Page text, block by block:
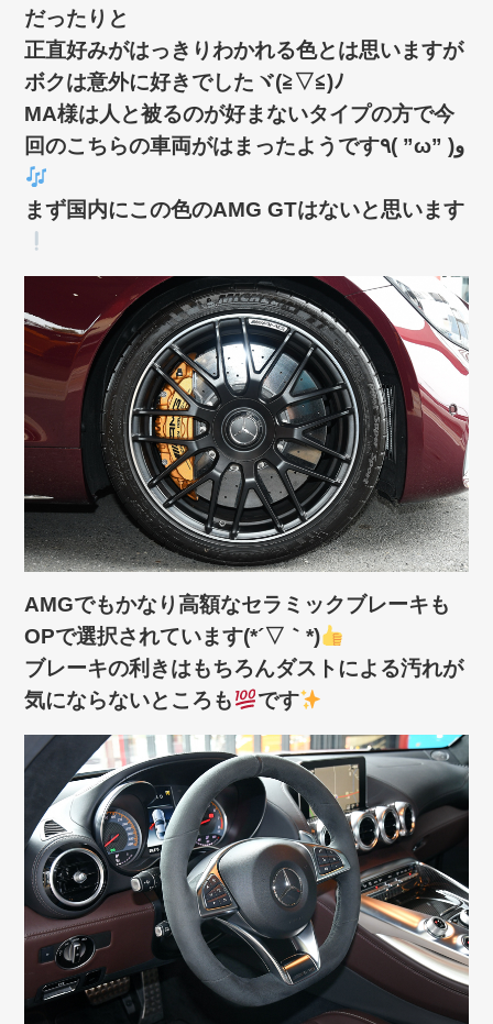
だったりと
正直好みがはっきりわかれる色とは思いますが
ボクは意外に好きでしたヾ(≧▽≦)ﾉ
MA様は人と被るのが好まないタイプの方で今
回のこちらの車両がはまったようです٩( ”ω” )و
まず国内にこの色のAMG GTはないと思います
AMGでもかなり高額なセラミックブレーキも
OPで選択されています(*´▽｀*)
ブレーキの利きはもちろんダストによる汚れが
気にならないところも
です